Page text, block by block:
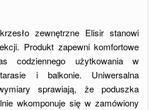
zewnętrzne Elisir stanowi
Produkt zapewni komfortowe
codziennego użytkowania w
i balkonie. Uniwersalna
sprawiają, że poduszka
wkomponuje się w zamówiony